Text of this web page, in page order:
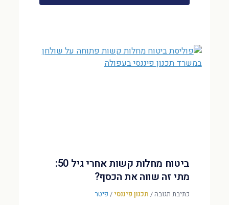
ביטוח מחלות קשות אחרי גיל 50:
מתי זה שווה את הכסף?
כתיבת תגובה/ תכנון פיננסי/ פיטר